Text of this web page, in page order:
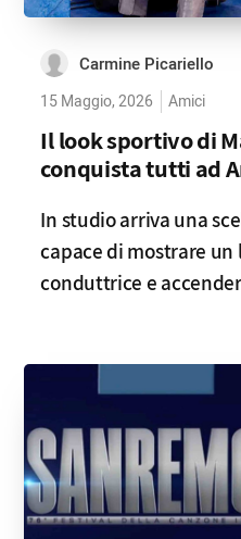
Carmine Picariello
15 Maggio, 2026 Amici
Il look sportivo di
conquista tutti ad
In studio arriva una
capace di mostrare
conduttrice e